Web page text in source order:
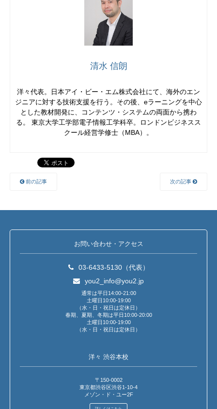
清水 信朗
洋々代表。日本アイ・ビー・エム株式会社にて、海外のエン
ジニアに対する技術支援を行う。その後、eラーニングを中心
とした教材開発に、コンテンツ・システムの両面から携わ
る。 東京大学工学部電子情報工学科卒。ロンドンビジネスス
クール経営学修士（MBA）。
前の記事 次の記事
お問い合わせ・アクセス
03-6433-5130（代表）
you2_info@you2.jp
通常は平日14:00-21:00
土曜日10:00-19:00
（水・日・祝日は定休日）
春期、夏期、冬期は平日10:00-20:00
土曜日10:00-19:00
（水・日・祝日は定休日）
洋々 渋谷本校
〒150-0002
東京都渋谷区渋谷1-10-4
メゾン・ド・ユー2F